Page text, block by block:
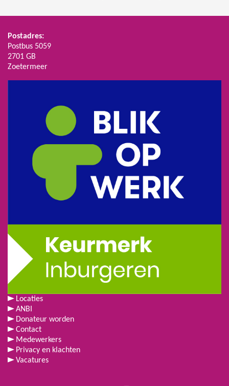
Postadres:
Postbus 5059
2701 GB
Zoetermeer
Locaties
ANBI
Donateur worden
Contact
Medewerkers
Privacy en klachten
Vacatures